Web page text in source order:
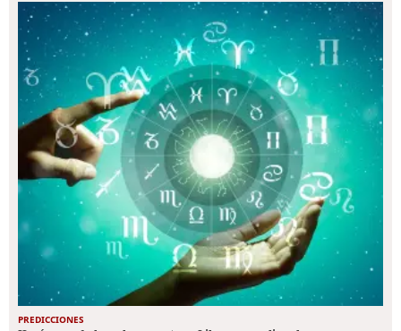
PREDICCIONES